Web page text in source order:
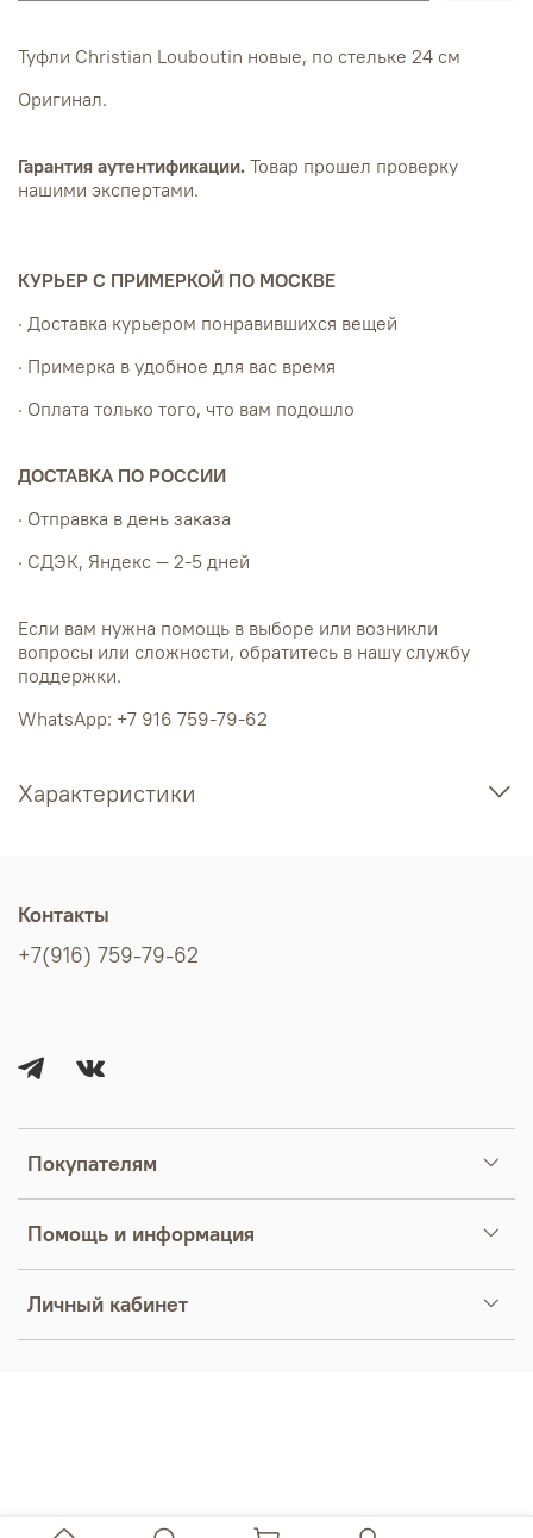
Туфли Christian Louboutin новые, по стельке 24 см
Оригинал.
Гарантия аутентификации. Товар прошел проверку
нашими экспертами.
КУРЬЕР С ПРИМЕРКОЙ ПО МОСКВЕ
· Доставка курьером понравившихся вещей
· Примерка в удобное для вас время
· Оплата только того, что вам подошло
ДОСТАВКА ПО РОССИИ
· Отправка в день заказа
· СДЭК, Яндекс — 2-5 дней
Если вам нужна помощь в выборе или возникли
вопросы или сложности, обратитесь в нашу службу
поддержки.
WhatsApp: +7 916 759-79-62
Характеристики
Покупателям
Помощь и информация
Личный кабинет
Контакты
+7(916) 759-79-62